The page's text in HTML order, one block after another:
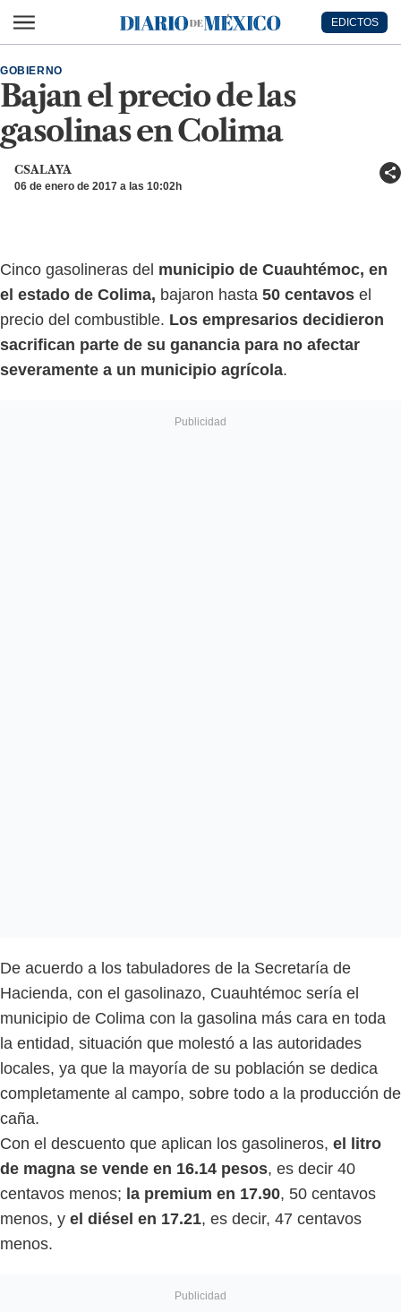
Diario de México
EDICTOS
Bajan el precio de las
gasolinas en Colima
GOBIERNO
CSALAYA
06 de enero de 2017 a las 10:02h
Cinco gasolineras del municipio de Cuauhtémoc, en
el estado de Colima, bajaron hasta 50 centavos el
precio del combustible. Los empresarios decidieron
sacrifican parte de su ganancia para no afectar
severamente a un municipio agrícola.
De acuerdo a los tabuladores de la Secretaría de
Hacienda, con el gasolinazo, Cuauhtémoc sería el
municipio de Colima con la gasolina más cara en toda
la entidad, situación que molestó a las autoridades
locales, ya que la mayoría de su población se dedica
completamente al campo, sobre todo a la producción de
caña.
Con el descuento que aplican los gasolineros, el litro
de magna se vende en 16.14 pesos, es decir 40
centavos menos; la premium en 17.90, 50 centavos
menos, y el diésel en 17.21, es decir, 47 centavos
menos.